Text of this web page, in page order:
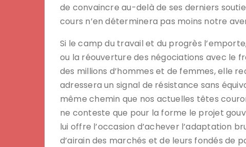
de convaincre au-delà de ses derniers
cours n’en déterminera pas moins notre
Si le camp du travail et du progrès
ou la réouverture des négociations avec le
des millions d’hommes et de femmes, elle
adressera un signal de résistance sans
même chemin que nos actuelles têtes
ne conteste que pour la forme le projet
lui offre l’occasion d’achever l’adaptation
d’airain des marchés et de leurs fondés de